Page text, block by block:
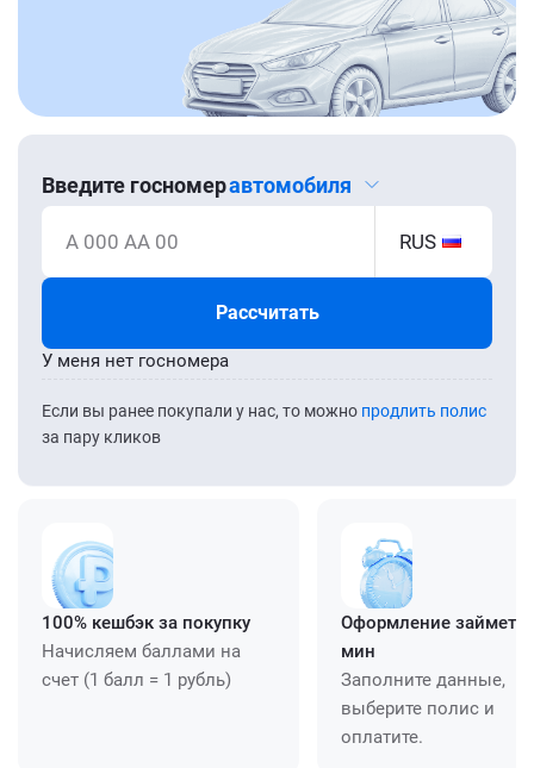
Введите госномеравтомобиля
А 000 АА 00 RUS
Рассчитать
Если вы ранее покупали у нас, то можно продлить полис
за пару кликов
У меня нет госномера
100% кешбэк за покупку
Начисляем баллами на
счет (1 балл = 1 рубль)
Оформление займет
мин
Заполните данные,
выберите полис и
оплатите.